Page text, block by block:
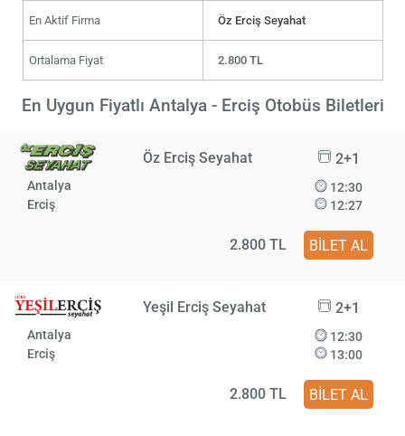
En Aktif Firma Öz Erciş Seyahat
Ortalama Fiyat 2.800 TL
En Uygun Fiyatlı Antalya - Erciş Otobüs Biletleri
Öz Erciş Seyahat 2+1
Antalya
Erciş
12:30
12:27
2.800 TL BİLET AL
Yeşil Erciş Seyahat 2+1
Antalya
Erciş
12:30
13:00
2.800 TL BİLET AL